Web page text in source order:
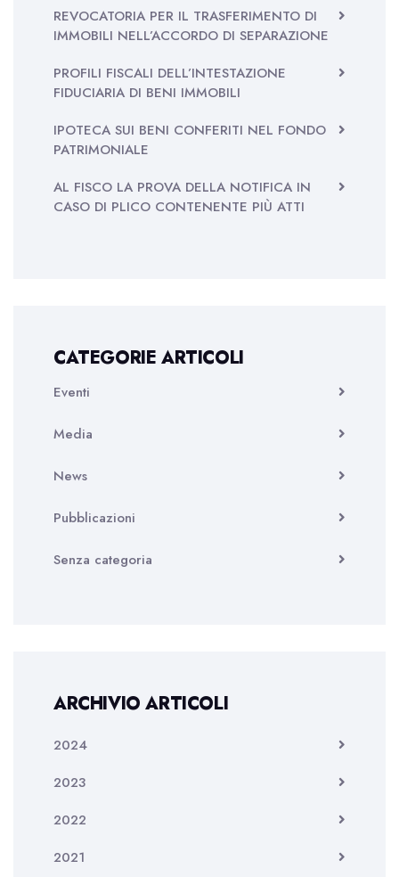
REVOCATORIA PER IL TRASFERIMENTO DI
IMMOBILI NELL’ACCORDO DI SEPARAZIONE
PROFILI FISCALI DELL’INTESTAZIONE
FIDUCIARIA DI BENI IMMOBILI
IPOTECA SUI BENI CONFERITI NEL FONDO
PATRIMONIALE
AL FISCO LA PROVA DELLA NOTIFICA IN
CASO DI PLICO CONTENENTE PIÙ ATTI
CATEGORIE ARTICOLI
Eventi
Media
News
Pubblicazioni
Senza categoria
ARCHIVIO ARTICOLI
2024
2023
2022
2021